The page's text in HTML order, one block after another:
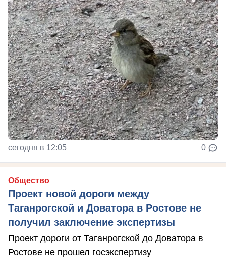
сегодня в 12:05 0
Общество
Проект новой дороги между
Таганрогской и Доватора в Ростове не
получил заключение экспертизы
Проект дороги от Таганрогской до Доватора в
Ростове не прошел госэкспертизу